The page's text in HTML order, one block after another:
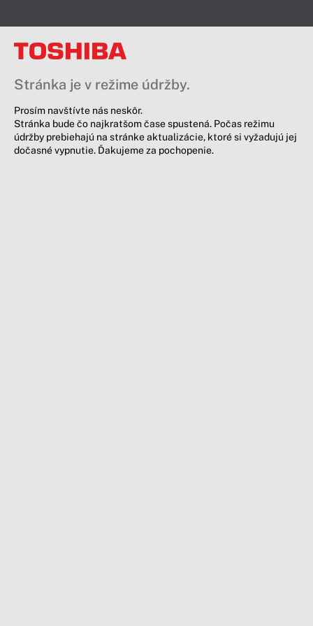
Stránka je v režime údržby.
Prosím navštívte nás neskôr.
Stránka bude čo najkratšom čase spustená. Počas režimu
údržby prebiehajú na stránke aktualizácie, ktoré si vyžadujú jej
dočasné vypnutie. Ďakujeme za pochopenie.